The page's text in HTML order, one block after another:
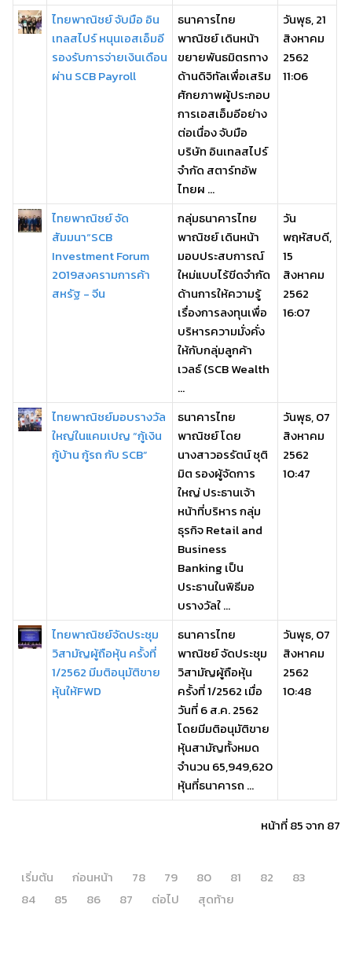
ไทยพาณิชย์ จับมือ อิน
เทลสไปร์ หนุนเอสเอ็มอี
รองรับการจ่ายเงินเดือน
ผ่าน SCB Payroll
ธนาคารไทย
พาณิชย์ เดินหน้า
ขยายพันธมิตรทาง
ด้านดิจิทัลเพื่อเสริม
ศักยภาพผู้ประกอบ
การเอสเอ็มอีอย่าง
ต่อเนื่อง จับมือ
บริษัท อินเทลสไปร์
จำกัด สตาร์ทอัพ
ไทยผ ...
วันพุธ, 21
สิงหาคม
2562
11:06
ไทยพาณิชย์ จัด
สัมมนา“SCB
Investment Forum
2019สงครามการค้า
สหรัฐ - จีน
กลุ่มธนาคารไทย
พาณิชย์ เดินหน้า
มอบประสบการณ์
ใหม่แบบไร้ขีดจำกัด
ด้านการให้ความรู้
เรื่องการลงทุนเพื่อ
บริหารความมั่งคั่ง
ให้กับกลุ่มลูกค้า
เวลธ์ (SCB Wealth
...
วัน
พฤหัสบดี,
15
สิงหาคม
2562
16:07
ไทยพาณิชย์มอบรางวัล
ใหญ่ในแคมเปญ “กู้เงิน
กู้บ้าน กู้รถ กับ SCB”
ธนาคารไทย
พาณิชย์ โดย
นางสาวอรรัตน์ ชุติ
มิต รองผู้จัดการ
ใหญ่ ประธานเจ้า
หน้าที่บริหาร กลุ่ม
ธุรกิจ Retail and
Business
Banking เป็น
ประธานในพิธีมอ
บรางวัลใ ...
วันพุธ, 07
สิงหาคม
2562
10:47
ไทยพาณิชย์จัดประชุม
วิสามัญผู้ถือหุ้น ครั้งที่
1/2562 มีมติอนุมัติขาย
หุ้นให้FWD
ธนาคารไทย
พาณิชย์ จัดประชุม
วิสามัญผู้ถือหุ้น
ครั้งที่ 1/2562 เมื่อ
วันที่ 6 ส.ค. 2562
โดยมีมติอนุมัติขาย
หุ้นสามัญทั้งหมด
จำนวน 65,949,620
หุ้นที่ธนาคารถ ...
วันพุธ, 07
สิงหาคม
2562
10:48
หน้าที่ 85 จาก 87
เริ่มต้น ก่อนหน้า 78 79 80 81 82
83
84
85 86 87 ต่อไป สุดท้าย